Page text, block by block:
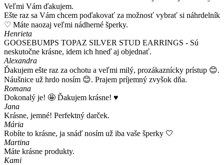
Veľmi Vám ďakujem.
Ešte raz sa Vám chcem poďakovať za možnosť vybrať si náhrdelník
♡ Máte naozaj veľmi nádherné šperky.
Henrieta
GOOSEBUMPS TOPAZ SILVER STUD EARRINGS - Sú
neskutočne krásne, idem ich hneď aj objednať.
Alexandra
Ďakujem ešte raz za ochotu a veľmi milý, prozákaznícky prístup 😊.
Náušnice už hrdo nosím 😊. Prajem príjemný zvyšok dňa.
Romana
Dokonalý je! 🤩 Ďakujem krásne! ♥️
Jana
Krásne, jemné! Perfektný darček.
Mária
Robíte to krásne, ja snáď nosím už iba vaše šperky 🤍
Martina
Máte krásne produkty.
Kami